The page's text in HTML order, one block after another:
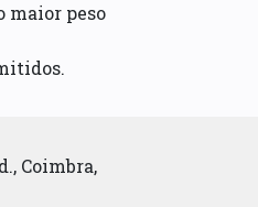
maior peso
Coimbra,